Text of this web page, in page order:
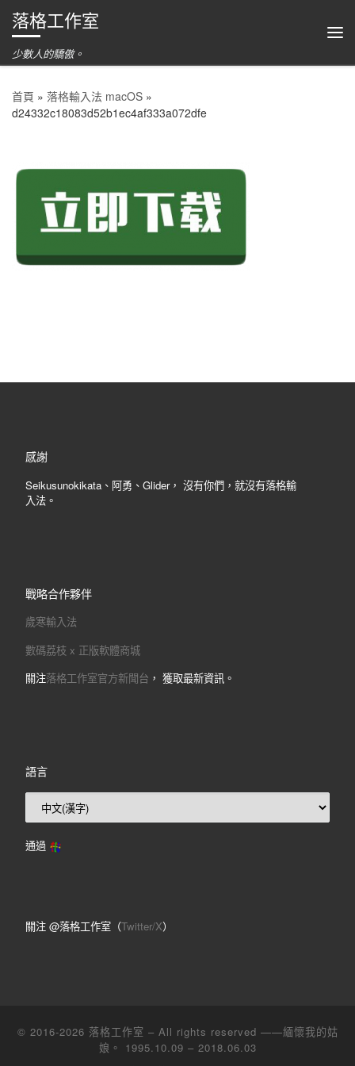
跳到內容
落格工作室
少數人的驕傲。
首頁 » 落格輸入法 macOS »
d24332c18083d52b1ec4af333a072dfe
感謝
Seikusunokikata、阿勇、Glider， 沒有你們，就沒有落格輸
入法。
戰略合作夥伴
歲寒輸入法
數碼荔枝 x 正版軟體商城
關注落格工作室官方新聞台 ， 獲取最新資訊。
語言
通過
關注 @落格工作室（Twitter/X）
© 2016-2026 落格工作室 – All rights reserved ——緬懷我的姑
娘。 1995.10.09 – 2018.06.03